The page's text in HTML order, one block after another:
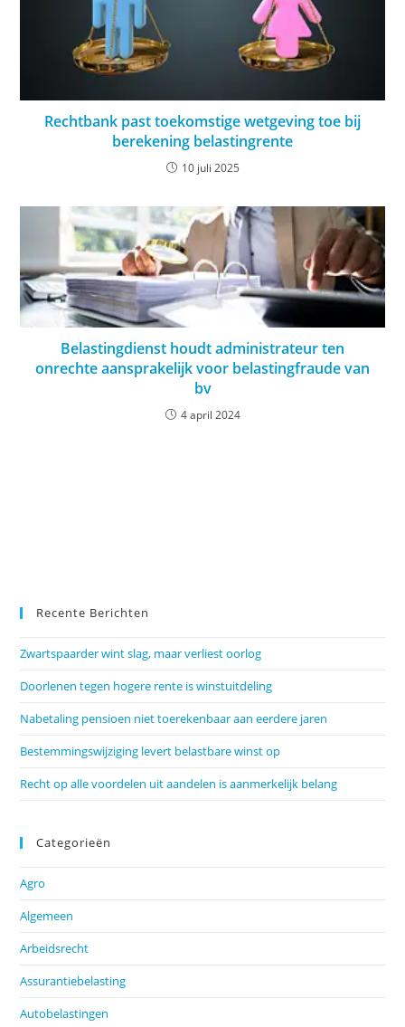
Rechtbank past toekomstige wetgeving toe bij
berekening belastingrente
10 juli 2025
Belastingdienst houdt administrateur ten
onrechte aansprakelijk voor belastingfraude van
bv
4 april 2024
Recente Berichten
Zwartspaarder wint slag, maar verliest oorlog
Doorlenen tegen hogere rente is winstuitdeling
Nabetaling pensioen niet toerekenbaar aan eerdere jaren
Bestemmingswijziging levert belastbare winst op
Recht op alle voordelen uit aandelen is aanmerkelijk belang
Categorieën
Agro
Algemeen
Arbeidsrecht
Assurantiebelasting
Autobelastingen